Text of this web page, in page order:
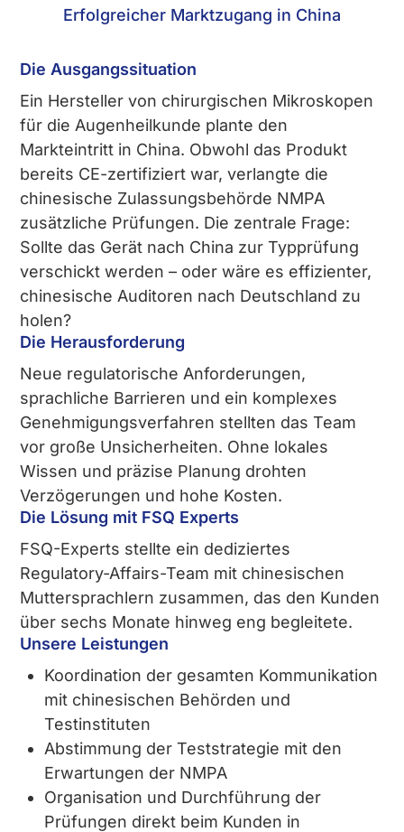
Erfolgreicher Marktzugang in China
Die Ausgangssituation
Ein Hersteller von chirurgischen Mikroskopen
für die Augenheilkunde plante den
Markteintritt in China. Obwohl das Produkt
bereits CE-zertifiziert war, verlangte die
chinesische Zulassungsbehörde NMPA
zusätzliche Prüfungen. Die zentrale Frage:
Sollte das Gerät nach China zur Typprüfung
verschickt werden – oder wäre es effizienter,
chinesische Auditoren nach Deutschland zu
holen?
Die Herausforderung
Neue regulatorische Anforderungen,
sprachliche Barrieren und ein komplexes
Genehmigungsverfahren stellten das Team
vor große Unsicherheiten. Ohne lokales
Wissen und präzise Planung drohten
Verzögerungen und hohe Kosten.
Die Lösung mit FSQ Experts
FSQ-Experts stellte ein dediziertes
Regulatory-Affairs-Team mit chinesischen
Muttersprachlern zusammen, das den Kunden
über sechs Monate hinweg eng begleitete.
Unsere Leistungen
Koordination der gesamten Kommunikation
mit chinesischen Behörden und
Testinstituten
Abstimmung der Teststrategie mit den
Erwartungen der NMPA
Organisation und Durchführung der
Prüfungen direkt beim Kunden in